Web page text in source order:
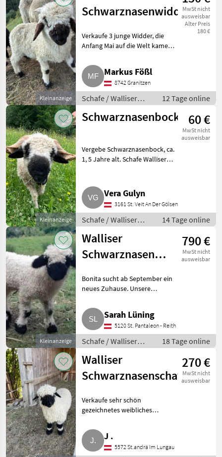
Kleinanzeige
SchwarznasenwidderMwSt nicht
ausweisbar
Alter Preis
180 €
Verkaufe 3 junge Widder, die
Anfang Mai auf die Welt kamen.
gekreuzt. Schafe Walliser
Schwarznasenschafe
Markus Fößl
8742 Granitzen
Schafe / Walliser
Schwarznasenschafe
12 Tage online
Kleinanzeige
Schwarznasenbock 60 €
MwSt nicht
ausweisbar
Vergebe Schwarznasenbock, ca.
1, 5 Jahre alt. Schafe Walliser
Vera Gulyn
3161 St. Veit An Der Gölsen
Schafe / Walliser
Schwarznasenschafe
14 Tage online
Kleinanzeige
Walliser
Schwarznasenmädel
neues Zuhause
790 €
MwSt nicht
ausweisbar
Bonita sucht ab September ein
neues Zuhause. Unsere
Schwarznasen-Dame begeistert
mit ihrer tollen Zeichnung,
ihrem freundlichen Wesen und
beste
Sarah Lüning
5120 St. Pantaleon - Reith
Schafe / Walliser
Schwarznasenschafe
18 Tage online
Walliser
Schwarznasenschafe
270 €
MwSt nicht
ausweisbar
Verkaufe sehr schön
gezeichnetes weibliches
Schafe Walliser
Schwarznasenschafe
J .
5572 St.andrä Im Lungau